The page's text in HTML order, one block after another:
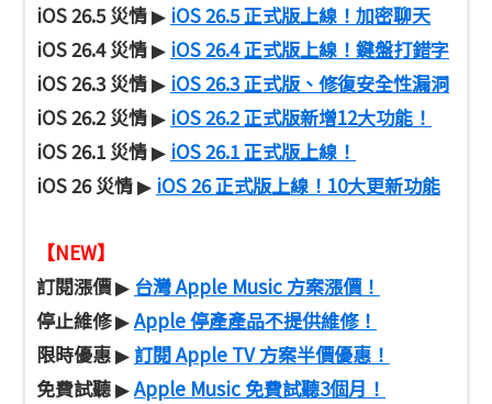
iOS 26.5 災情▶ iOS 26.5 正式版上線！加密聊天
iOS 26.4 災情▶ iOS 26.4 正式版上線！鍵盤打錯字
iOS 26.3 災情▶ iOS 26.3 正式版、修復安全性漏洞
iOS 26.2 災情▶ iOS 26.2 正式版新增12大功能！
iOS 26.1 災情▶ iOS 26.1 正式版上線！
iOS 26 災情▶ iOS 26 正式版上線！10大更新功能
【NEW】
訂閱漲價▶ 台灣 Apple Music 方案漲價！
停止維修▶Apple 停產產品不提供維修！
限時優惠▶ 訂閱 Apple TV 方案半價優惠！
免費試聽▶Apple Music 免費試聽3個月！